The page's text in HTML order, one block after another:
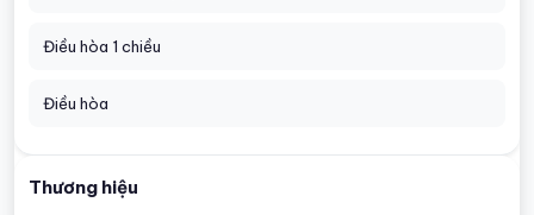
Điều hòa 1 chiều
Điều hòa
Thương hiệu